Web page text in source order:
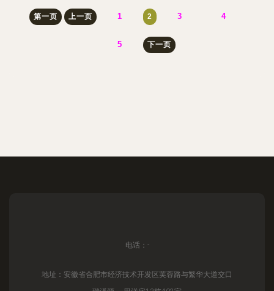
第一页 上一页 1 2 3 4
5 下一页
电话：-
地址：安徽省合肥市经济技术开发区芙蓉路与繁华大道交口